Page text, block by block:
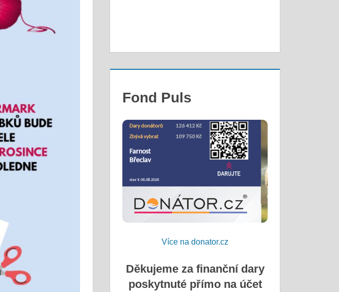
Fond Puls
Více na donator.cz
Děkujeme za finanční dary
poskytnuté přímo na účet